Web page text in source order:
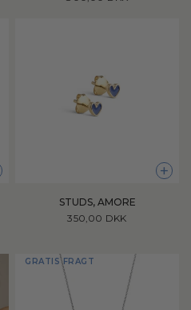
+
STUDS, AMORE
350,00 DKK
GRATIS FRAGT